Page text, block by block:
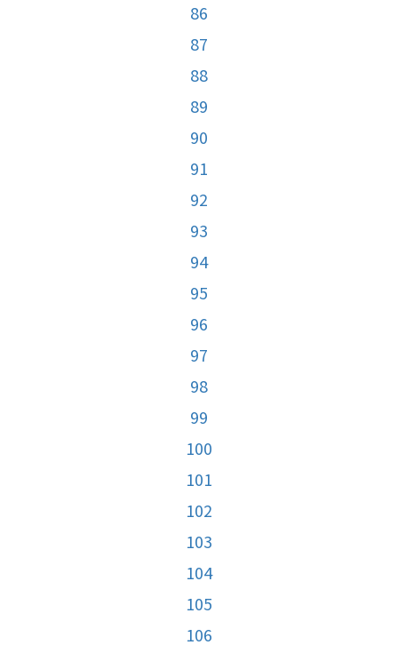
86
87
88
89
90
91
92
93
94
95
96
97
98
99
100
101
102
103
104
105
106